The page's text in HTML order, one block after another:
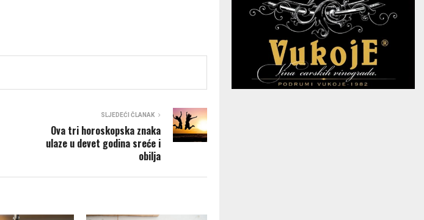
SLJEDEĆI ČLANAK
Ova tri horoskopska znaka
ulaze u devet godina sreće i
obilja